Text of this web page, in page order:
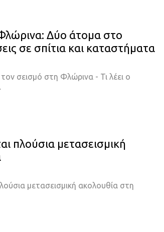
Δύο άτομα στο
σε σπίτια και καταστήματα
σεισμό στη Φλώρινα - Τι λέει ο
πλούσια μετασεισμική
μετασεισμική ακολουθία στη